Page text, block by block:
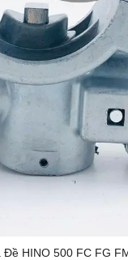
Đề HINO 500 FC FG